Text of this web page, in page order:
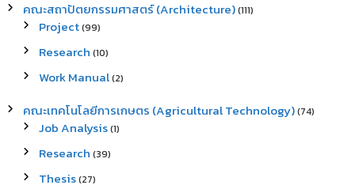
คณะสถาปัตยกรรมศาสตร์ (Architecture)(111)
Project(99)
Research (10)
Work Manual(2)
คณะเทคโนโลยีการเกษตร (Agricultural Technology)(74)
Job Analysis(1)
Research (39)
Thesis(27)